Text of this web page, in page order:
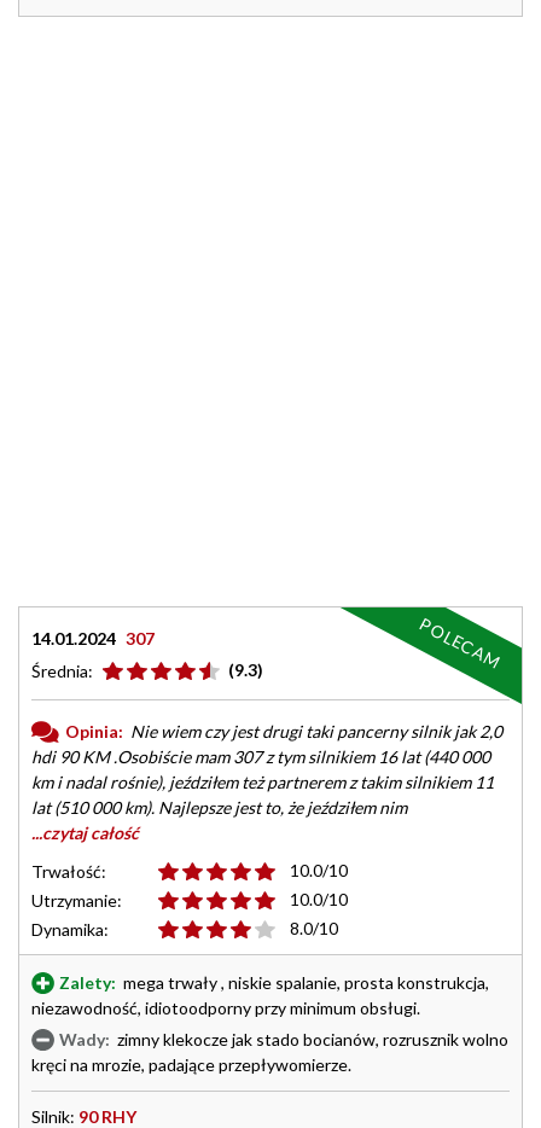
14.01.2024 307
Średnia:
(9.3)
Opinia: Nie wiem czy jest drugi taki pancerny silnik jak 2,0
hdi 90 KM .Osobiście mam 307 z tym silnikiem 16 lat (440 000
km i nadal rośnie), jeździłem też partnerem z takim silnikiem 11
lat (510 000 km). Najlepsze jest to, że jeździłem nim
...czytaj całość
Trwałość:
10.0/10
Utrzymanie:
10.0/10
Dynamika:
8.0/10
Zalety: mega trwały , niskie spalanie, prosta konstrukcja,
niezawodność, idiotoodporny przy minimum obsługi.
Wady: zimny klekocze jak stado bocianów, rozrusznik wolno
kręci na mrozie, padające przepływomierze.
Silnik: 90 RHY
POLECAM